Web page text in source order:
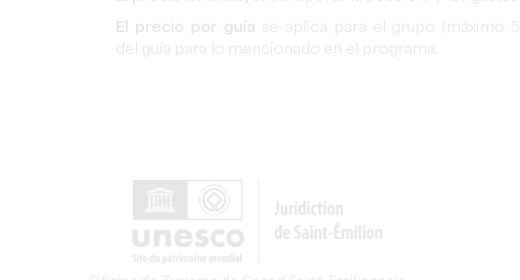
El precio por guía se aplica para el grupo (máximo
del guía para lo mencionado en el programa.